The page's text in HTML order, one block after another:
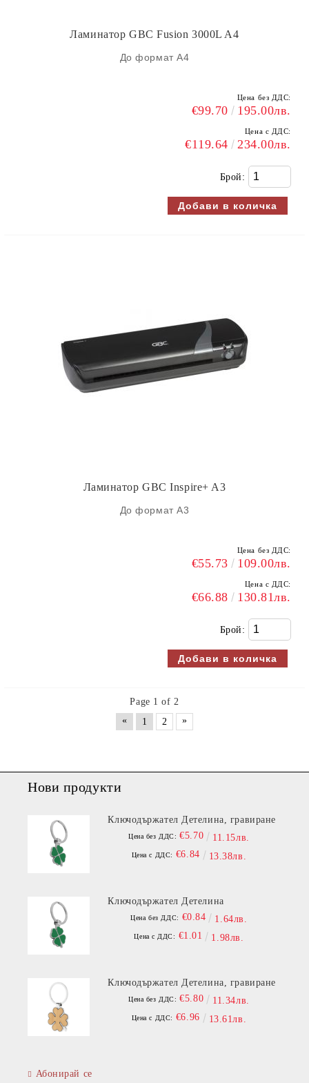
Ламинатор GBC Fusion 3000L A4
До формат А4
Цена без ДДС:
€99.70 195.00лв.
Цена с ДДС:
€119.64 234.00лв.
Брой:
Ламинатор GBC Inspire+ A3
До формат А3
Цена без ДДС:
€55.73 109.00лв.
Цена с ДДС:
€66.88 130.81лв.
Брой:
Page 1 of 2
«
1 2 »
Нови продукти
Ключодържател Детелина, гравиране
Цена без ДДС: €5.70 11.15лв.
Цена с ДДС: €6.84 13.38лв.
Ключодържател Детелина
Цена без ДДС: €0.84 1.64лв.
Цена с ДДС: €1.01 1.98лв.
Ключодържател Детелина, гравиране
Цена без ДДС: €5.80 11.34лв.
Цена с ДДС: €6.96 13.61лв.
Абонирай се